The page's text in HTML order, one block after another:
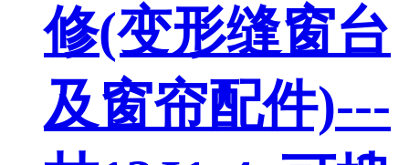
修(变形缝窗台
及窗帘配件)---